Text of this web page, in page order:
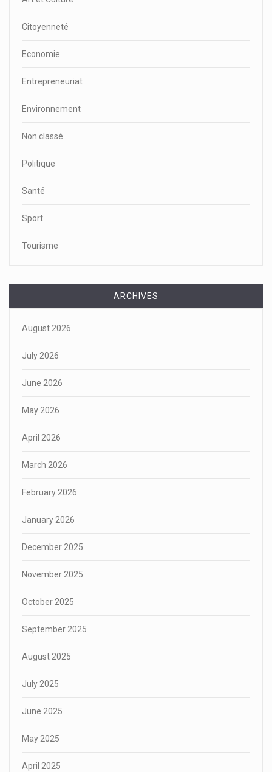
Citoyenneté
Economie
Entrepreneuriat
Environnement
Non classé
Politique
Santé
Sport
Tourisme
ARCHIVES
August 2026
July 2026
June 2026
May 2026
April 2026
March 2026
February 2026
January 2026
December 2025
November 2025
October 2025
September 2025
August 2025
July 2025
June 2025
May 2025
April 2025